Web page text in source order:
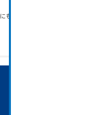
もアクセス可能です